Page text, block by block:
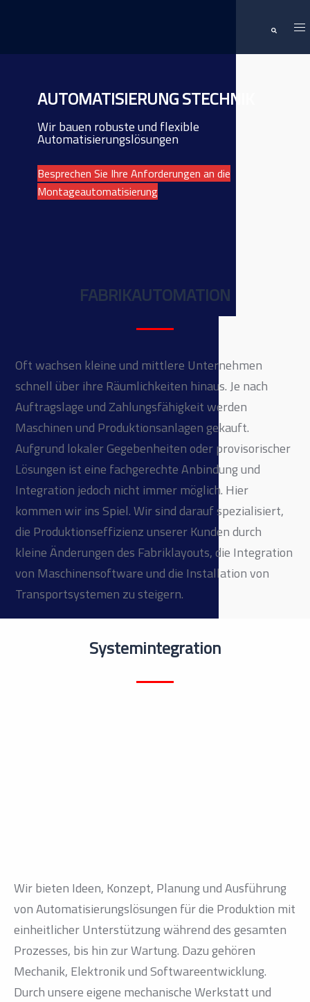
Suche
AUTOMATISIERUNG STECHNIK
Wir bauen robuste und flexible
Automatisierungslösungen
Besprechen Sie Ihre Anforderungen an die
Montageautomatisierung
FABRIKAUTOMATION
Oft wachsen kleine und mittlere Unternehmen
schnell über ihre Räumlichkeiten hinaus. Je nach
Auftragslage und Zahlungsfähigkeit werden
Maschinen und Produktionsanlagen gekauft.
Aufgrund lokaler Gegebenheiten oder provisorischer
Lösungen ist eine fachgerechte Anbindung und
Integration jedoch nicht immer möglich. Hier
kommen wir ins Spiel. Wir sind darauf spezialisiert,
die Produktionseffizienz unserer Kunden durch
kleine Änderungen des Fabriklayouts, die Integration
von Maschinensoftware und die Installation von
Transportsystemen zu steigern.
Systemintegration
Wir bieten Ideen, Konzept, Planung und Ausführung
von Automatisierungslösungen für die Produktion mit
einheitlicher Unterstützung während des gesamten
Prozesses, bis hin zur Wartung. Dazu gehören
Mechanik, Elektronik und Softwareentwicklung.
Durch unsere eigene mechanische Werkstatt und